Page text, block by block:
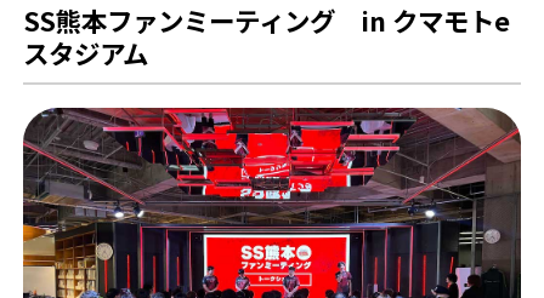
SS熊本ファンミーティング in クマモトe
スタジアム